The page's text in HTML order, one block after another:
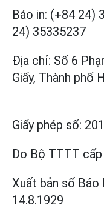
Báo in: (+84 24)
24) 35335237
Địa chỉ: Số 6
Giấy, Thành phố
Giấy phép số:
Do Bộ TTTT cấp
Xuất bản số
14.8.1929